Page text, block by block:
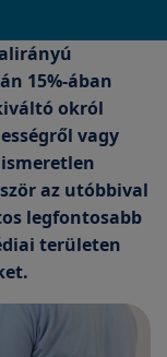
15%-ában
okról
vagy
az utóbbival
legfontosabb
területen